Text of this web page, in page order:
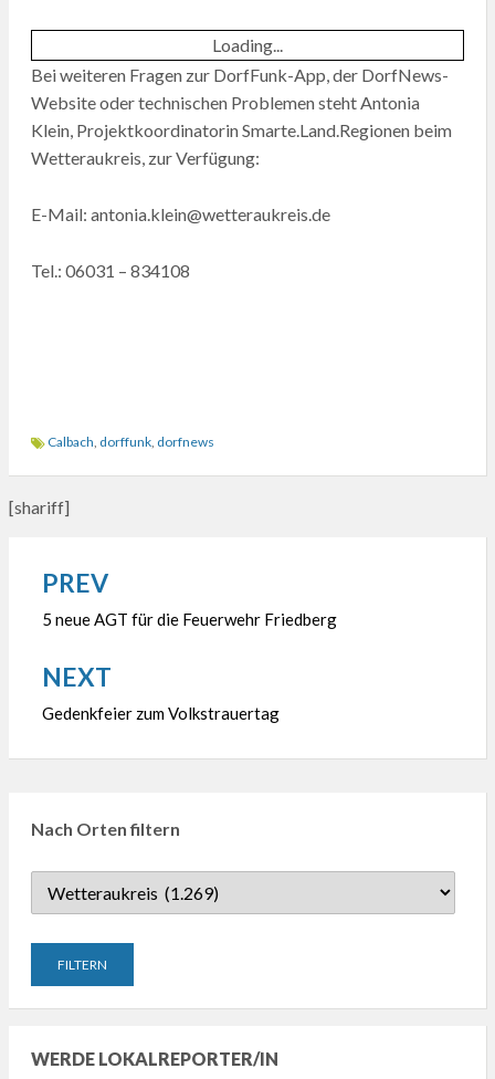
Loading...
Bei weiteren Fragen zur DorfFunk-App, der DorfNews-
Website oder technischen Problemen steht Antonia
Klein, Projektkoordinatorin Smarte.Land.Regionen beim
Wetteraukreis, zur Verfügung:
E-Mail: antonia.klein@wetteraukreis.de
Tel.: 06031 – 834108
Calbach, dorffunk, dorfnews
[shariff]
Beitragsnavigation
PREV
5 neue AGT für die Feuerwehr Friedberg
NEXT
Gedenkfeier zum Volkstrauertag
Nach Orten filtern
WERDE LOKALREPORTER/IN